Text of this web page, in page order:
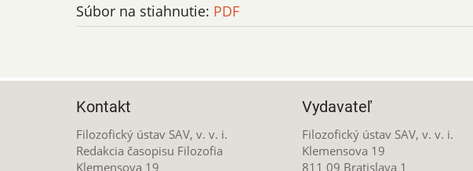
Súbor na stiahnutie: PDF
Kontakt
Filozofický ústav SAV, v. v. i.
Redakcia časopisu Filozofia
Klemensova 19
Vydavateľ
Filozofický ústav SAV, v. v. i.
Klemensova 19
811 09 Bratislava 1